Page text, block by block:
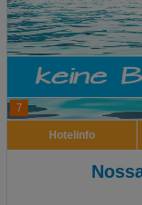
7
Hotelinfo